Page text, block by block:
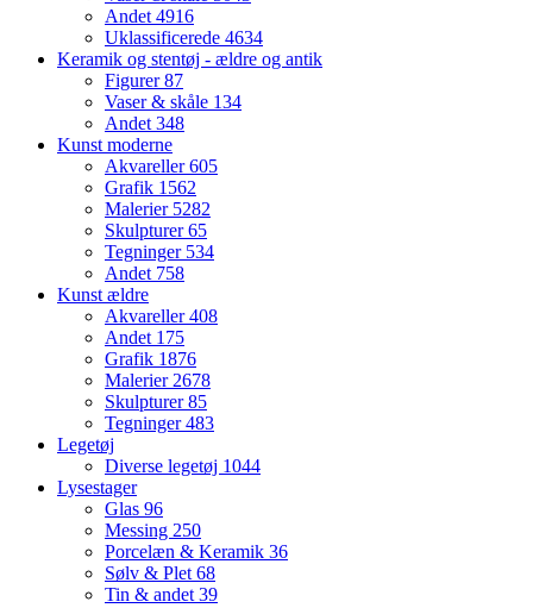
Andet4916
Uklassificerede 4634
Keramik og stentøj - ældre og antik
Figurer87
Vaser & skåle 134
Andet348
Kunst moderne
Akvareller605
Grafik 1562
Malerier 5282
Skulpturer65
Tegninger 534
Andet 758
Kunst ældre
Akvareller408
Andet 175
Grafik 1876
Malerier2678
Skulpturer85
Tegninger483
Legetøj
Diverse legetøj 1044
Lysestager
Glas 96
Messing 250
Porcelæn & Keramik 36
Sølv & Plet68
Tin & andet39